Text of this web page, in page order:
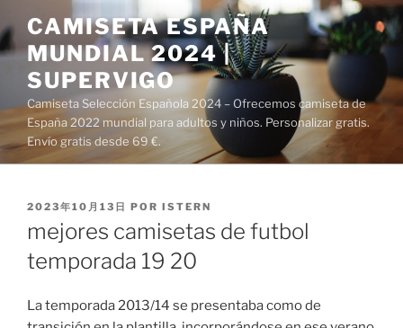
al
contenido
CAMISETA ESPAÑA
MUNDIAL 2024 |
SUPERVIGO
Camiseta Selección Española 2024 – Ofrecemos camiseta de
España 2022 mundial para adultos y niños. Personalizar gratis.
Envío gratis desde 69 €.
PUBLICADO
2023年10月13日 POR ISTERN
mejores camisetas de futbol
temporada 19 20
La temporada 2013/14 se presentaba como de